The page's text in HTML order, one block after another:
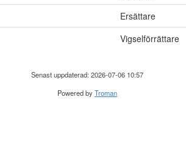
Ersättare
Vigselförrättare
Senast uppdaterad: 2026-07-06 10:57
Powered byTroman